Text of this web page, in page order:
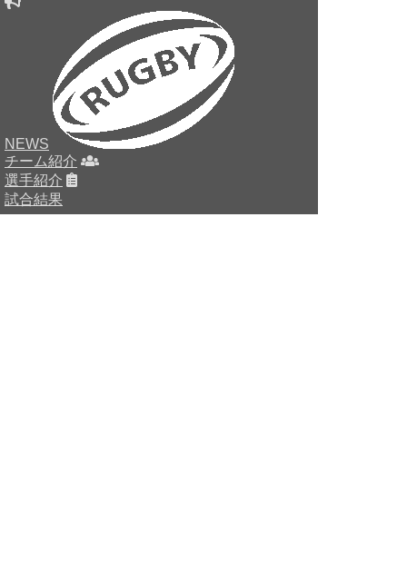
NEWS
チーム紹介
選手紹介
試合結果